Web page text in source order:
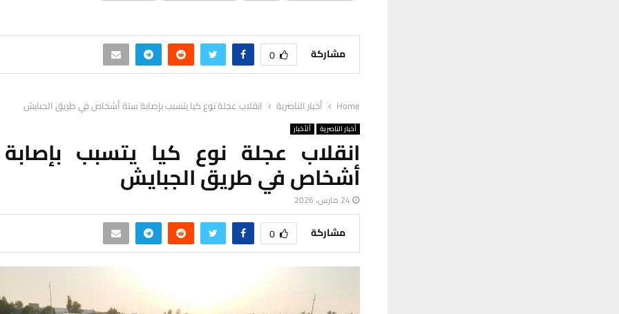
مشاركة 0
Home أخبار الناصرية انقلاب عجلة نوع كيا يتسبب بإصابة ستة أشخاص في طريق الجبايش
أخبار الناصرية ألأخبار
انقلاب عجلة نوع كيا يتسبب
أشخاص في طريق الجبايش
24 مارس، 2026
مشاركة 0